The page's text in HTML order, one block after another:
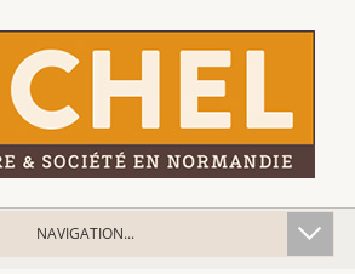
NAVIGATION...